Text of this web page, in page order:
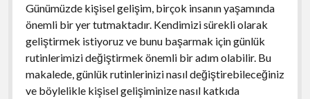
Günümüzde kişisel gelişim, birçok insanın yaşamında
önemli bir yer tutmaktadır. Kendimizi sürekli olarak
geliştirmek istiyoruz ve bunu başarmak için günlük
rutinlerimizi değiştirmek önemli bir adım olabilir. Bu
makalede, günlük rutinlerinizi nasıl değiştirebileceğiniz
ve böylelikle kişisel gelişiminize nasıl katkıda